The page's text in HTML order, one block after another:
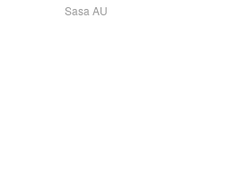
Sasa AU